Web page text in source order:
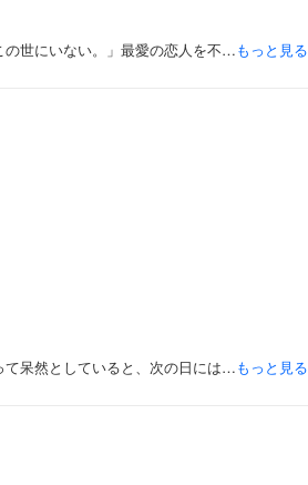
の世にいない。」最愛の恋人を不…もっと見る
て呆然としていると、次の日には…もっと見る